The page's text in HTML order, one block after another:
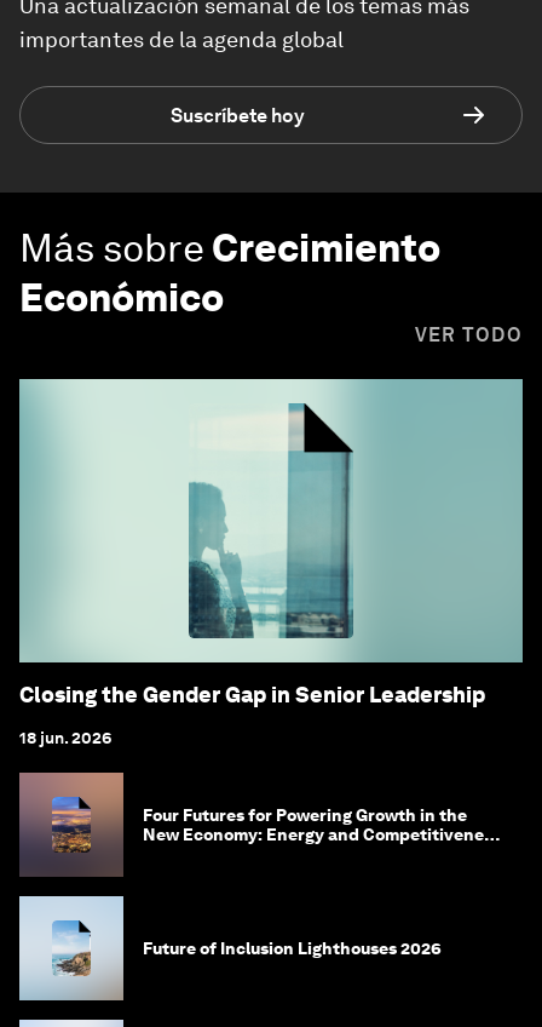
Una actualización semanal de los temas más
importantes de la agenda global
Suscríbete hoy
Más sobre Crecimiento
Económico
VER TODO
Closing the Gender Gap in Senior Leadership
18 jun. 2026
Four Futures for Powering Growth in the
New Economy: Energy and Competitiveness
Future of Inclusion Lighthouses 2026